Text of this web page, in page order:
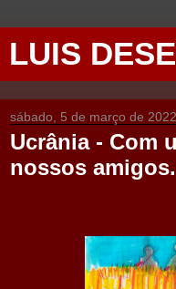
LUIS
sábado, 5 de março de 2022
Ucrânia - Com
nossos amigos.